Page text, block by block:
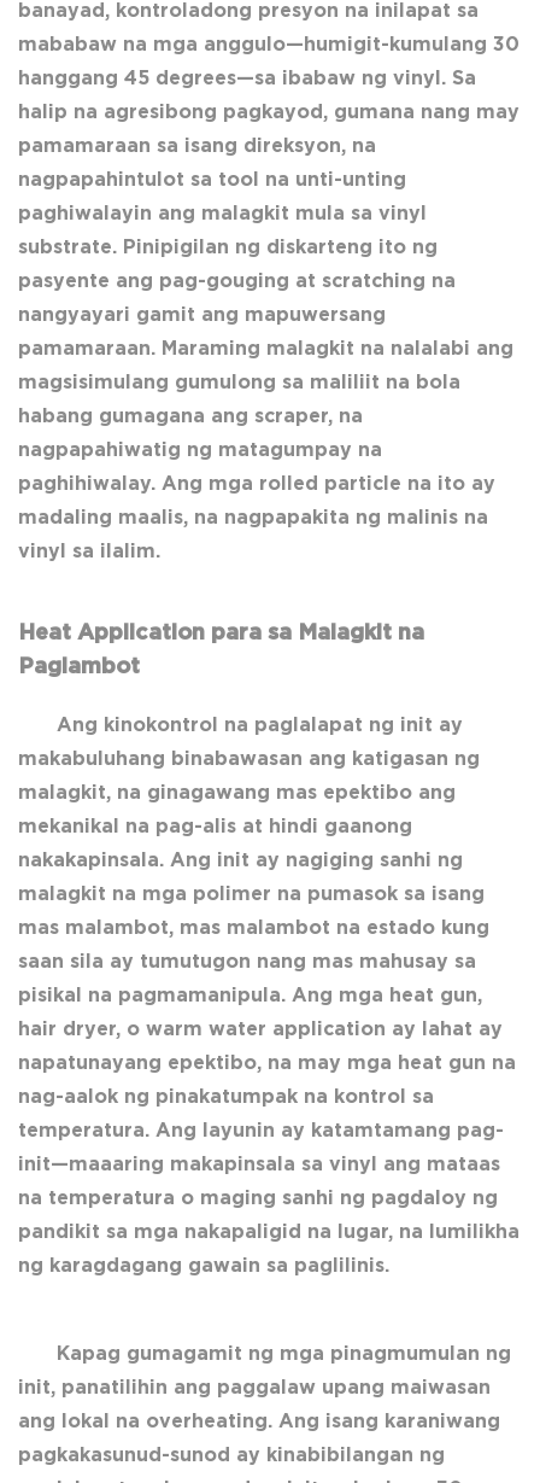
banayad, kontroladong presyon na inilapat sa
mababaw na mga anggulo—humigit-kumulang 30
hanggang 45 degrees—sa ibabaw ng vinyl. Sa
halip na agresibong pagkayod, gumana nang may
pamamaraan sa isang direksyon, na
nagpapahintulot sa tool na unti-unting
paghiwalayin ang malagkit mula sa vinyl
substrate. Pinipigilan ng diskarteng ito ng
pasyente ang pag-gouging at scratching na
nangyayari gamit ang mapuwersang
pamamaraan. Maraming malagkit na nalalabi ang
magsisimulang gumulong sa maliliit na bola
habang gumagana ang scraper, na
nagpapahiwatig ng matagumpay na
paghihiwalay. Ang mga rolled particle na ito ay
madaling maalis, na nagpapakita ng malinis na
vinyl sa ilalim.
Heat Application para sa Malagkit na
Paglambot
Ang kinokontrol na paglalapat ng init ay
makabuluhang binabawasan ang katigasan ng
malagkit, na ginagawang mas epektibo ang
mekanikal na pag-alis at hindi gaanong
nakakapinsala. Ang init ay nagiging sanhi ng
malagkit na mga polimer na pumasok sa isang
mas malambot, mas malambot na estado kung
saan sila ay tumutugon nang mas mahusay sa
pisikal na pagmamanipula. Ang mga heat gun,
hair dryer, o warm water application ay lahat ay
napatunayang epektibo, na may mga heat gun na
nag-aalok ng pinakatumpak na kontrol sa
temperatura. Ang layunin ay katamtamang pag-
init—maaaring makapinsala sa vinyl ang mataas
na temperatura o maging sanhi ng pagdaloy ng
pandikit sa mga nakapaligid na lugar, na lumilikha
ng karagdagang gawain sa paglilinis.
Kapag gumagamit ng mga pinagmumulan ng
init, panatilihin ang paggalaw upang maiwasan
ang lokal na overheating. Ang isang karaniwang
pagkakasunud-sunod ay kinabibilangan ng